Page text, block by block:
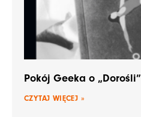
Pokój Geeka o „Dorośli”
CZYTAJ WIĘCEJ »